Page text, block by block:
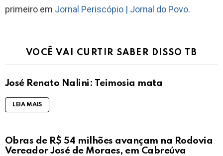
primeiro em Jornal Periscópio | Jornal do Povo.
VOCÊ VAI CURTIR SABER DISSO TB
José Renato Nalini: Teimosia mata
LEIA MAIS
Obras de R$ 54 milhões avançam na Rodovia
Vereador José de Moraes, em Cabreúva